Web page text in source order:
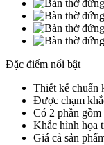
Đặc điểm nổi bật
Thiết kế chuẩn
Được chạm
Có 2 phần
Khắc hình họa
Giá cả sản